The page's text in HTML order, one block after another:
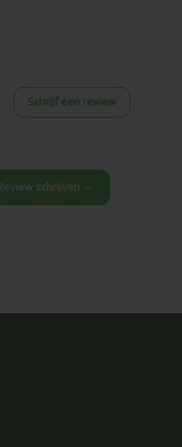
Schrijf een review
schrijven →